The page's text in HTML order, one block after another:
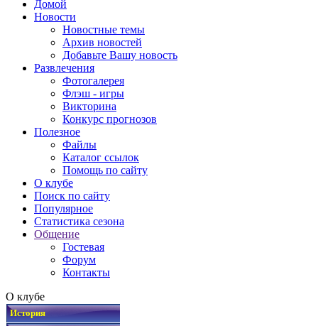
Домой
Новости
Новостные темы
Архив новостей
Добавьте Вашу новость
Развлечения
Фотогалерея
Флэш - игры
Викторина
Конкурс прогнозов
Полезное
Файлы
Каталог ссылок
Помощь по сайту
О клубе
Поиск по сайту
Популярное
Статистика сезона
Общение
Гостевая
Форум
Контакты
О клубе
История